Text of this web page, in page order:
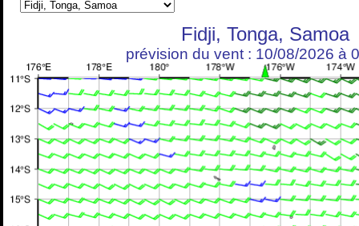
Fidji, Tonga, Samoa
prévision du vent : 10/08/2026 à